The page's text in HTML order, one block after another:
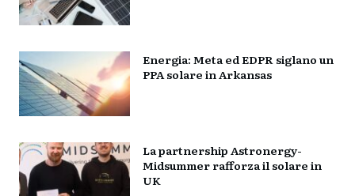
Energia: Meta ed EDPR siglano un
PPA solare in Arkansas
La partnership Astronergy-
Midsummer rafforza il solare in
UK